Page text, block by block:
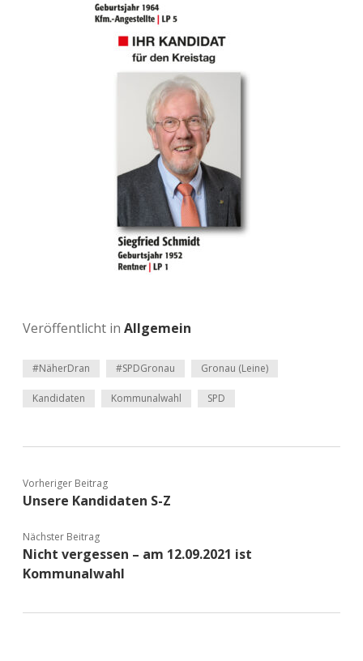
Veröffentlicht in Allgemein
#NäherDran #SPDGronau Gronau (Leine)
Kandidaten Kommunalwahl SPD
Vorheriger Beitrag
Unsere Kandidaten S-Z
Nächster Beitrag
Nicht vergessen – am 12.09.2021 ist
Kommunalwahl